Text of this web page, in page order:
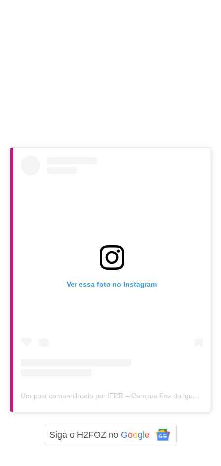
Ver essa foto no Instagram
Um post compartilhado por IFPR – Campus Foz do Iguaçu (@ifpr.foz)
Siga o H2FOZ no Goog e